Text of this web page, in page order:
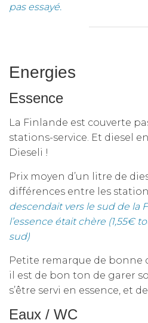
pas essayé.
Energies
Essence
La Finlande est couverte
stations-service. Et diesel
Dieseli !
Prix moyen d’un litre de
différences entre les
descendait vers le sud de la
l’essence était chère (1,55€
sud)
Petite remarque de bonne
il est de bon ton de garer
s’être servi en essence, et
Eaux / WC